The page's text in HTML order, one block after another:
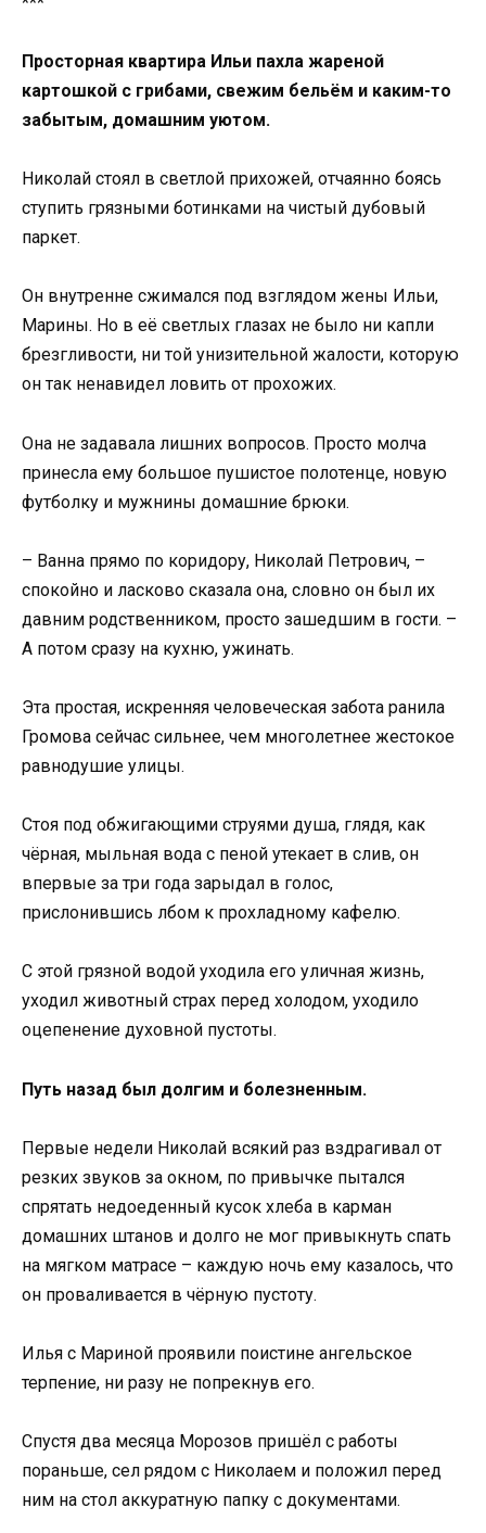
Просторная квартира Ильи пахла жареной
картошкой с грибами, свежим бельём и каким-то
забытым, домашним уютом.
Николай стоял в светлой прихожей, отчаянно боясь
ступить грязными ботинками на чистый дубовый
паркет.
Он внутренне сжимался под взглядом жены Ильи,
Марины. Но в её светлых глазах не было ни капли
брезгливости, ни той унизительной жалости, которую
он так ненавидел ловить от прохожих.
Она не задавала лишних вопросов. Просто молча
принесла ему большое пушистое полотенце, новую
футболку и мужнины домашние брюки.
– Ванна прямо по коридору, Николай Петрович, –
спокойно и ласково сказала она, словно он был их
давним родственником, просто зашедшим в гости. –
А потом сразу на кухню, ужинать.
Эта простая, искренняя человеческая забота ранила
Громова сейчас сильнее, чем многолетнее жестокое
равнодушие улицы.
Стоя под обжигающими струями душа, глядя, как
чёрная, мыльная вода с пеной утекает в слив, он
впервые за три года зарыдал в голос,
прислонившись лбом к прохладному кафелю.
С этой грязной водой уходила его уличная жизнь,
уходил животный страх перед холодом, уходило
оцепенение духовной пустоты.
Путь назад был долгим и болезненным.
Первые недели Николай всякий раз вздрагивал от
резких звуков за окном, по привычке пытался
спрятать недоеденный кусок хлеба в карман
домашних штанов и долго не мог привыкнуть спать
на мягком матрасе – каждую ночь ему казалось, что
он проваливается в чёрную пустоту.
Илья с Мариной проявили поистине ангельское
терпение, ни разу не попрекнув его.
Спустя два месяца Морозов пришёл с работы
пораньше, сел рядом с Николаем и положил перед
ним на стол аккуратную папку с документами.